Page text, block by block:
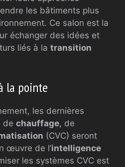
les bâtiments plus
Ce salon est la
échanger des idées et
liés à la transition
la pointe
les dernières
de chauffage, de
(CVC) seront
œuvre de l’intelligence
les systèmes CVC est